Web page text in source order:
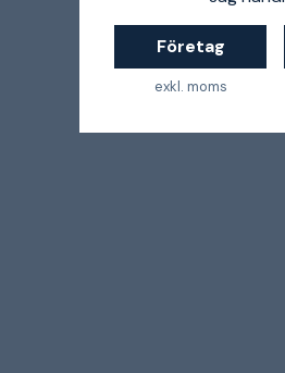
Företag
exkl. moms